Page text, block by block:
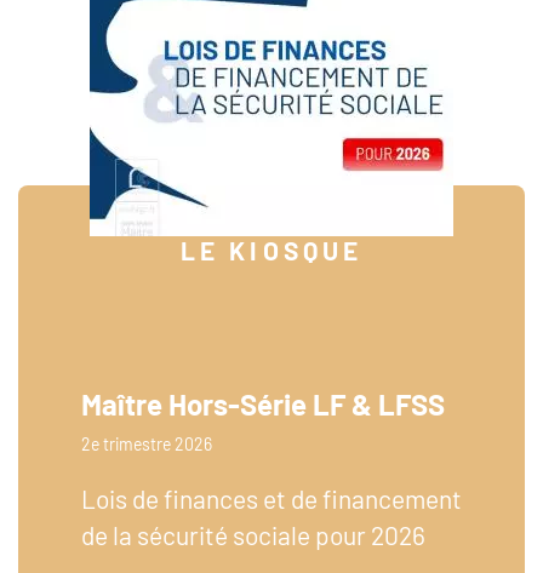
LE KIOSQUE
Maître Hors-Série LF & LFSS
2e trimestre 2026
Lois de finances et de financement
de la sécurité sociale pour 2026